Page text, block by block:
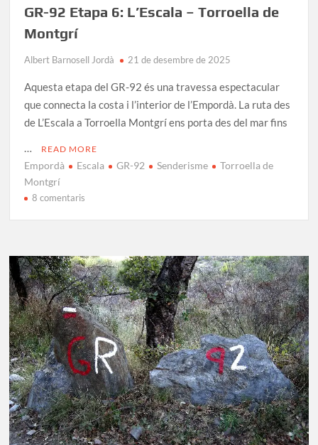
GR-92 Etapa 6: L’Escala – Torroella de
Montgrí
Albert Barnosell Jordà 21 de desembre de 2025
Aquesta etapa del GR-92 és una travessa espectacular
que connecta la costa i l’interior de l’Empordà. La ruta des
de L’Escala a Torroella Montgrí ens porta des del mar fins
…
READ MORE
Empordà Escala GR-92 Senderisme
Torroella de
Montgrí
8 comentaris
6:
L’Escala
–
Torroella
de
Montgrí